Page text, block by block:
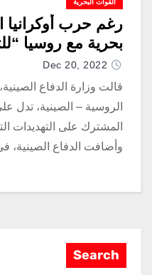
القوات البحرية
رغم حرب
بحرية مع روسيا
Dec 20, 2022
قالت وزارة الدفاع
الروسية – الصينية، تدل
المشترك على التهديدات
وأضافت الدفاع الصينية،
Search